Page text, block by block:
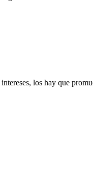
los hay que